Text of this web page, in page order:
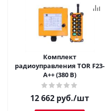
Комплект
радиоуправления TOR F23-
A++ (380 В)
12 662 руб./шт